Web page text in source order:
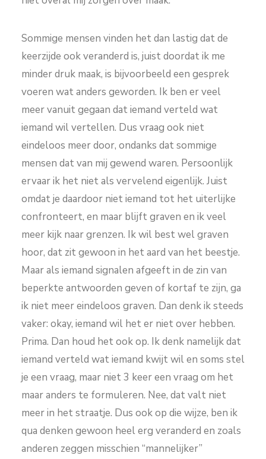
Sommige mensen vinden het dan lastig dat de
keerzijde ook veranderd is, juist doordat ik me
minder druk maak, is bijvoorbeeld een gesprek
voeren wat anders geworden. Ik ben er veel
meer vanuit gegaan dat iemand verteld wat
iemand wil vertellen. Dus vraag ook niet
eindeloos meer door, ondanks dat sommige
mensen dat van mij gewend waren. Persoonlijk
ervaar ik het niet als vervelend eigenlijk. Juist
omdat je daardoor niet iemand tot het uiterlijke
confronteert, en maar blijft graven en ik veel
meer kijk naar grenzen. Ik wil best wel graven
hoor, dat zit gewoon in het aard van het beestje.
Maar als iemand signalen afgeeft in de zin van
beperkte antwoorden geven of kortaf te zijn, ga
ik niet meer eindeloos graven. Dan denk ik steeds
vaker: okay, iemand wil het er niet over hebben.
Prima. Dan houd het ook op. Ik denk namelijk dat
iemand verteld wat iemand kwijt wil en soms stel
je een vraag, maar niet 3 keer een vraag om het
maar anders te formuleren. Nee, dat valt niet
meer in het straatje. Dus ook op die wijze, ben ik
qua denken gewoon heel erg veranderd en zoals
anderen zeggen misschien “mannelijker”